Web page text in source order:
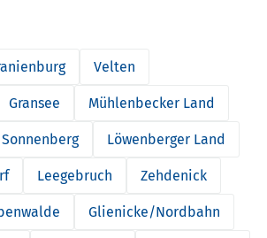
Velten
Gransee Mühlenbecker Land
Sonnenberg Löwenberger Land
Leegebruch Zehdenick
Glienicke/Nordbahn